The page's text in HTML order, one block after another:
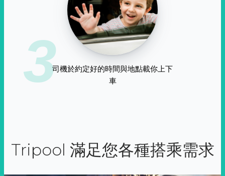
3司機於約定好的時間與地點載你上下
車
Tripool 滿足您各種搭乘需求